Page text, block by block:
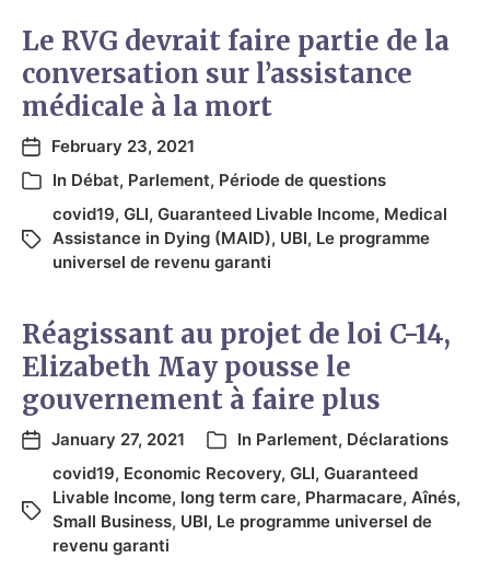
Le RVG devrait faire partie de la
conversation sur l’assistance
médicale à la mort
February 23, 2021
In Débat, Parlement, Période de questions
covid19, GLI, Guaranteed Livable Income, Medical
Assistance in Dying (MAID), UBI, Le programme
universel de revenu garanti
Réagissant au projet de loi C-14,
Elizabeth May pousse le
gouvernement à faire plus
January 27, 2021 In Parlement, Déclarations
covid19, Economic Recovery, GLI, Guaranteed
Livable Income, long term care, Pharmacare, Aînés,
Small Business, UBI, Le programme universel de
revenu garanti